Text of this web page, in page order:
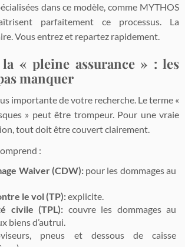
dans ce modèle, comme MYTHOS
parfaitement ce processus. La
Vous entrez et repartez rapidement.
« pleine assurance » : les
manquer
importante de votre recherche. Le terme «
» peut être trompeur. Pour une vraie
tout doit être couvert clairement.
:
Waiver (CDW):pour les dommages au
le vol (TP):explicite.
civile (TPL): couvre les dommages au
biens d’autrui.
pneus et dessous de caisse